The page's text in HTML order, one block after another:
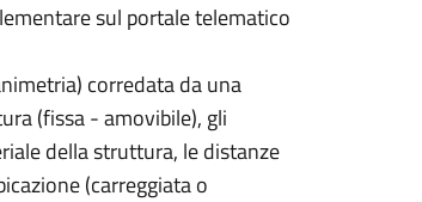
sul portale telematico
corredata da una
(fissa - amovibile), gli
della struttura, le distanze
(carreggiata o